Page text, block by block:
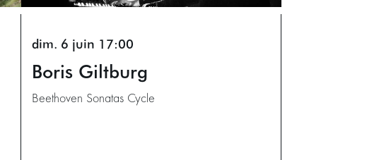
Boris Giltburg
Beethoven Sonatas Cycle
dim. 6 juin 17:00